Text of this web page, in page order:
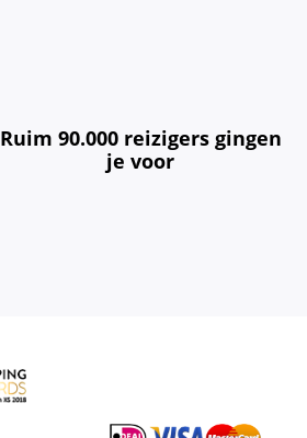
Ruim 90.000 reizigers gingen
je voor